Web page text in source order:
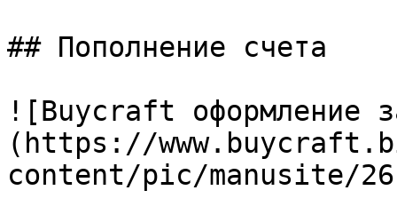
## Пополнение счета
![Buycraft оформление
(https://
content/pic/manusite/